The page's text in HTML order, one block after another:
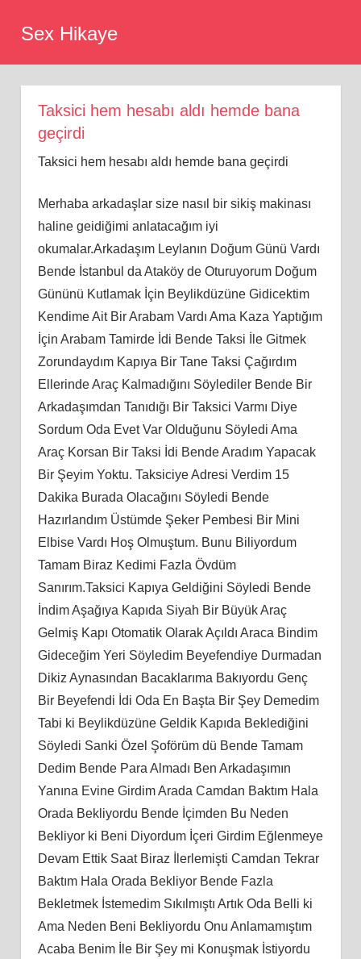
Sex Hikaye
Taksici hem hesabı aldı hemde bana
geçirdi
Taksici hem hesabı aldı hemde bana geçirdi
Merhaba arkadaşlar size nasıl bir sikiş makinası
haline geidiğimi anlatacağım iyi
okumalar.Arkadaşım Leylanın Doğum Günü Vardı
Bende İstanbul da Ataköy de Oturuyorum Doğum
Gününü Kutlamak İçin Beylikdüzüne Gidicektim
Kendime Ait Bir Arabam Vardı Ama Kaza Yaptığım
İçin Arabam Tamirde İdi Bende Taksi İle Gitmek
Zorundaydım Kapıya Bir Tane Taksi Çağırdım
Ellerinde Araç Kalmadığını Söylediler Bende Bir
Arkadaşımdan Tanıdığı Bir Taksici Varmı Diye
Sordum Oda Evet Var Olduğunu Söyledi Ama
Araç Korsan Bir Taksi İdi Bende Aradım Yapacak
Bir Şeyim Yoktu. Taksiciye Adresi Verdim 15
Dakika Burada Olacağını Söyledi Bende
Hazırlandım Üstümde Şeker Pembesi Bir Mini
Elbise Vardı Hoş Olmuştum. Bunu Biliyordum
Tamam Biraz Kedimi Fazla Övdüm
Sanırım.Taksici Kapıya Geldiğini Söyledi Bende
İndim Aşağıya Kapıda Siyah Bir Büyük Araç
Gelmiş Kapı Otomatik Olarak Açıldı Araca Bindim
Gideceğim Yeri Söyledim Beyefendiye Durmadan
Dikiz Aynasından Bacaklarıma Bakıyordu Genç
Bir Beyefendi İdi Oda En Başta Bir Şey Demedim
Tabi ki Beylikdüzüne Geldik Kapıda Beklediğini
Söyledi Sanki Özel Şoförüm dü Bende Tamam
Dedim Bende Para Almadı Ben Arkadaşımın
Yanına Evine Girdim Arada Camdan Baktım Hala
Orada Bekliyordu Bende İçimden Bu Neden
Bekliyor ki Beni Diyordum İçeri Girdim Eğlenmeye
Devam Ettik Saat Biraz İlerlemişti Camdan Tekrar
Baktım Hala Orada Bekliyor Bende Fazla
Bekletmek İstemedim Sıkılmıştı Artık Oda Belli ki
Ama Neden Beni Bekliyordu Onu Anlamamıştım
Acaba Benim İle Bir Şey mi Konuşmak İstiyordu